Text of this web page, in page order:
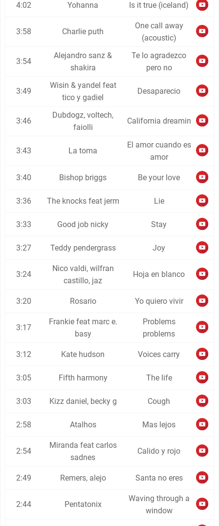
4:02 Yohanna Is it true (iceland)
3:58 Charlie puth
One call away
(acoustic)
3:54
Alejandro sanz &
shakira
Te lo agradezco
pero no
3:49
Wisin & yandel feat
tico y gadiel
Desaparecio
3:46
Dubdogz, voltech,
faiolli
California dreamin
3:43 La toma
El amor cuando es
amor
3:40 Bishop briggs Be your love
3:36 The knocks feat jerm Lie
3:33 Good job nicky Stay
3:27 Teddy pendergrass Joy
3:24
Nico valdi, wilfran
castillo, jaz
Hoja en blanco
3:20 Rosario Yo quiero vivir
3:17
Frankie feat marc e.
basy
Problems
problems
3:12 Kate hudson Voices carry
3:05 Fifth harmony The life
3:03 Kizz daniel, becky g Cough
2:58 Atalhos Mas lejos
2:54
Miranda feat carlos
sadnes
Calido y rojo
2:49 Remers, alejo Santa no eres
2:44 Pentatonix
Waving through a
window